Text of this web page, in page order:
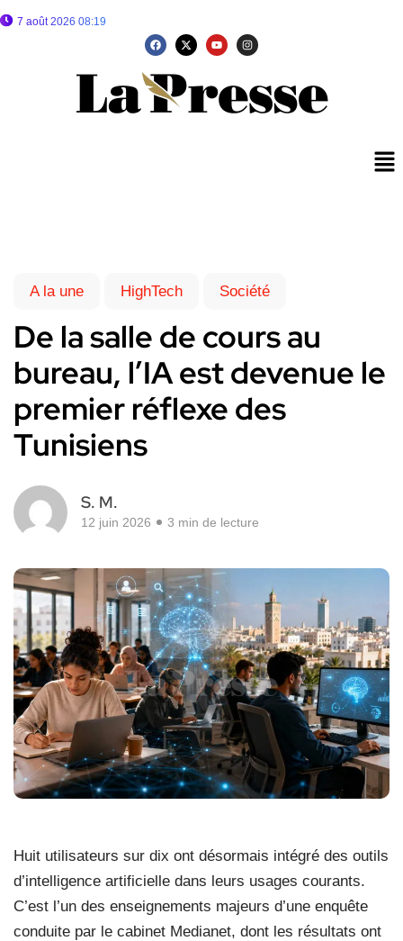
7 août 2026 08:19
A la une HighTech Société
De la salle de cours au
bureau, l’IA est devenue le
premier réflexe des
Tunisiens
S. M.
12 juin 2026 3 min de lecture
Huit utilisateurs sur dix ont désormais intégré des outils
d’intelligence artificielle dans leurs usages courants.
C’est l’un des enseignements majeurs d’une enquête
conduite par le cabinet Medianet, dont les résultats ont